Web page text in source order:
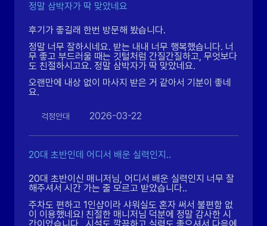
정말 삼박자가 딱 맞았네요
후기가 좋길래 한번 방문해 봤습니다.
정말 너무 잘하시네요. 받는 내내 너무 행복했습니다. 너
무 좋고 부드러울 때는 깃털처럼 간질간질하고, 무엇보다
도 친절하시고요. 정말 삼박자가 딱 맞았네요.
오랜만에 내상 없이 마사지 받은 거 같아서 기분이 좋네
요.
걱정안대 2026-03-22
20대 초반인데 어디서 배운 실력인지..
20대 초반이신 매니저님, 어디서 배운 실력인지 너무 잘
해주셔서 시간 가는 줄 모르고 받았습니다..
주차도 편하고 1인샵이라 샤워실도 혼자 써서 불편함 없
이 이용했네요! 친절한 매니저님 덕분에 정말 감사한 시